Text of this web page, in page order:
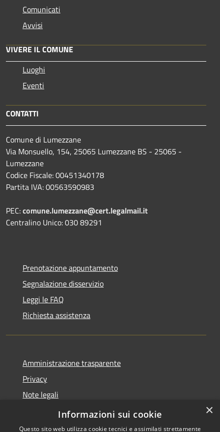
Comunicati
Avvisi
VIVERE IL COMUNE
Luoghi
Eventi
CONTATTI
Comune di Lumezzane
Via Monsuello, 154, 25065 Lumezzane BS - 25065 -
Lumezzane
Codice Fiscale: 00451340178
Partita IVA: 00563590983
PEC:comune.lumezzane@cert.legalmail.it
Centralino Unico: 030 89291
Prenotazione appuntamento
Segnalazione disservizio
Leggi le FAQ
Richiesta assistenza
Amministrazione trasparente
Privacy
Note legali
Dichiarazione di accessibilità
×
Informazioni sui cookie
Questo sito web utilizza cookie tecnici e assimilati strettamente